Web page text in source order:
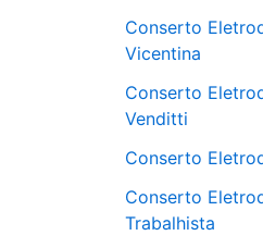
Conserto
Vicentina
Conserto
Venditti
Conserto
Conserto
Trabalhista